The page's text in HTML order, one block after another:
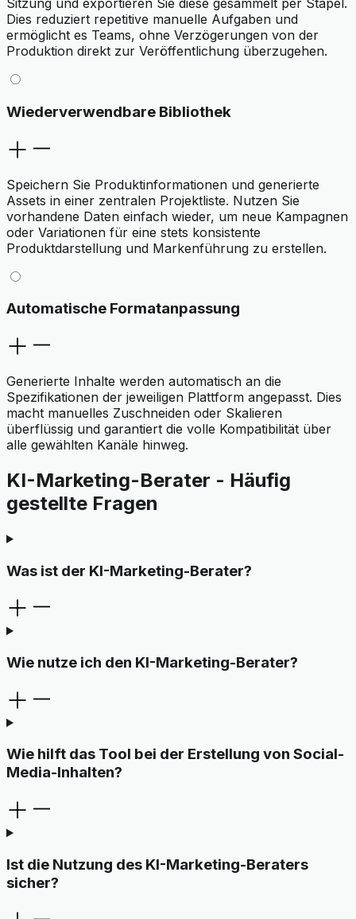
Sitzung und exportieren Sie diese gesammelt per Stapel.
Dies reduziert repetitive manuelle Aufgaben und
ermöglicht es Teams, ohne Verzögerungen von der
Produktion direkt zur Veröffentlichung überzugehen.
Wiederverwendbare Bibliothek
Speichern Sie Produktinformationen und generierte
Assets in einer zentralen Projektliste. Nutzen Sie
vorhandene Daten einfach wieder, um neue Kampagnen
oder Variationen für eine stets konsistente
Produktdarstellung und Markenführung zu erstellen.
Automatische Formatanpassung
Generierte Inhalte werden automatisch an die
Spezifikationen der jeweiligen Plattform angepasst. Dies
macht manuelles Zuschneiden oder Skalieren
überflüssig und garantiert die volle Kompatibilität über
alle gewählten Kanäle hinweg.
KI-Marketing-Berater - Häufig
gestellte Fragen
Was ist der KI-Marketing-Berater?
Wie nutze ich den KI-Marketing-Berater?
Wie hilft das Tool bei der Erstellung von Social-
Media-Inhalten?
Ist die Nutzung des KI-Marketing-Beraters
sicher?